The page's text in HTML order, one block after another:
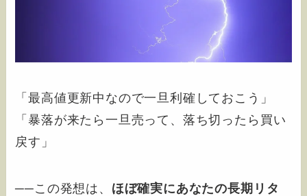
「最高値更新中なので一旦利確しておこう」
「暴落が来たら一旦売って、落ち切ったら買い
戻す」
──この発想は、 ほぼ確実にあなたの長期リタ